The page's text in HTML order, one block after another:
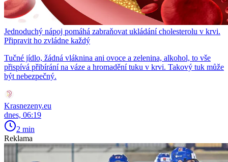
Jednoduchý nápoj pomáhá zabraňovat ukládání cholesterolu v krvi.
Připravit ho zvládne každý
Tučné jídlo, žádná vláknina ani ovoce a zelenina, alkohol, to vše
přispívá přibírání na váze a hromadění tuku v krvi. Takový tuk může
být nebezpečný.
Krasnezeny.eu
dnes, 06:19
2 min
Reklama